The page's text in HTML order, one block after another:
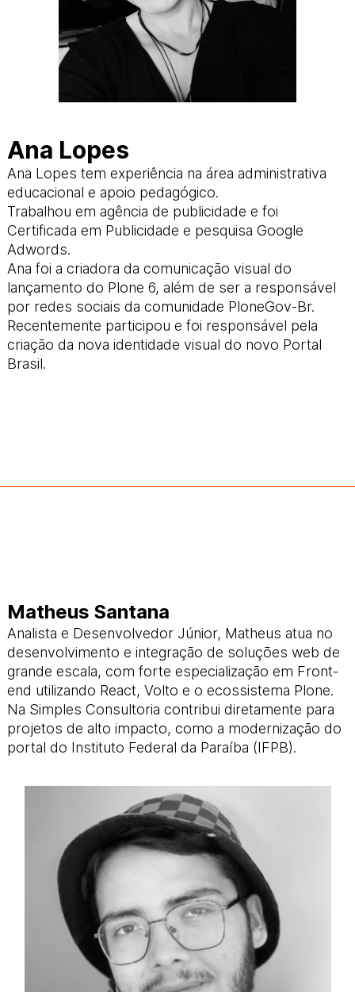
Ana Lopes
Ana Lopes tem experiência na área administrativa
educacional e apoio pedagógico.
Trabalhou em agência de publicidade e foi
Certificada em Publicidade e pesquisa Google
Adwords.
Ana foi a criadora da comunicação visual do
lançamento do Plone 6, além de ser a responsável
por redes sociais da comunidade PloneGov-Br.
Recentemente participou e foi responsável pela
criação da nova identidade visual do novo Portal
Brasil.
Matheus Santana
Analista e Desenvolvedor Júnior, Matheus atua no
desenvolvimento e integração de soluções web de
grande escala, com forte especialização em Front-
end utilizando React, Volto e o ecossistema Plone.
Na Simples Consultoria contribui diretamente para
projetos de alto impacto, como a modernização do
portal do Instituto Federal da Paraíba (IFPB).